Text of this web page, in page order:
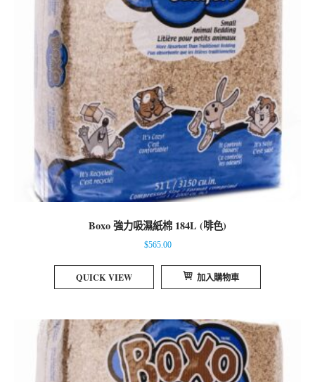
Boxo 強力吸濕紙棉 184L (啡色)
$565.00
QUICK VIEW 加入購物車